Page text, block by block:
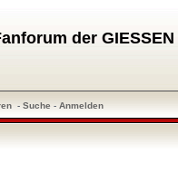
der GIESSEN
- Suche - Anmelden